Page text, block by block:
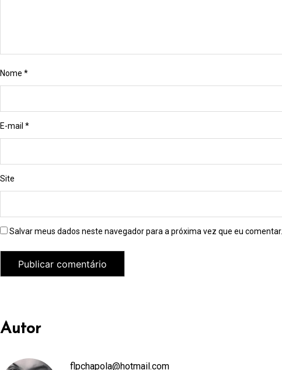
Nome *
E-mail *
Site
Salvar meus dados neste navegador para a próxima vez que eu comentar.
Autor
flpchapola@hotmail.com